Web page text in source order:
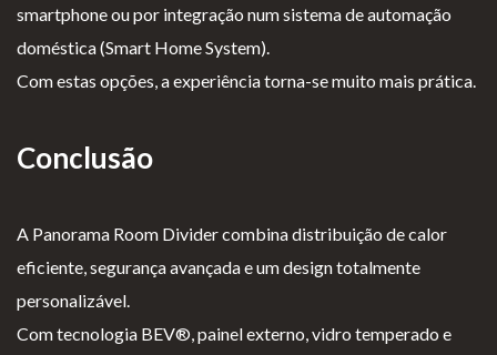
smartphone ou por integração num sistema de automação
doméstica (Smart Home System).
Com estas opções, a experiência torna-se muito mais prática.
Conclusão
A Panorama Room Divider combina distribuição de calor
eficiente, segurança avançada e um design totalmente
personalizável.
Com tecnologia BEV®, painel externo, vidro temperado e